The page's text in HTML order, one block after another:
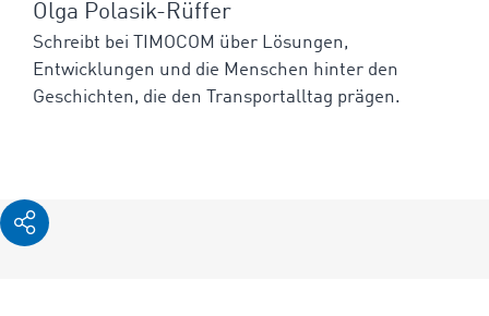
Olga Polasik-Rüffer
Schreibt bei TIMOCOM über Lösungen,
Entwicklungen und die Menschen hinter den
Geschichten, die den Transportalltag prägen.